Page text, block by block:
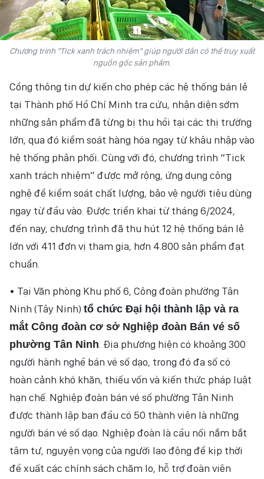
Chương trình "Tick xanh trách nhiệm" giúp người dân có thể truy xuất
nguồn gốc sản phẩm.
Cổng thông tin dự kiến cho phép các hệ thống bán lẻ
tại Thành phố Hồ Chí Minh tra cứu, nhận diện sớm
những sản phẩm đã từng bị thu hồi tại các thị trường
lớn, qua đó kiểm soát hàng hóa ngay từ khâu nhập vào
hệ thống phân phối. Cùng với đó, chương trình “Tick
xanh trách nhiệm” được mở rộng, ứng dụng công
nghệ để kiểm soát chất lượng, bảo vệ người tiêu dùng
ngay từ đầu vào. Được triển khai từ tháng 6/2024,
đến nay, chương trình đã thu hút 12 hệ thống bán lẻ
lớn với 411 đơn vị tham gia, hơn 4.800 sản phẩm đạt
chuẩn.
• Tại Văn phòng Khu phố 6, Công đoàn phường Tân
Ninh (Tây Ninh) tổ chức Đại hội thành lập và ra
mắt Công đoàn cơ sở Nghiệp đoàn Bán vé số
phường Tân Ninh. Địa phương hiện có khoảng 300
người hành nghề bán vé số dạo, trong đó đa số có
hoàn cảnh khó khăn, thiếu vốn và kiến thức pháp luật
hạn chế. Nghiệp đoàn bán vé số phường Tân Ninh
được thành lập ban đầu có 50 thành viên là những
người bán vé số dạo. Nghiệp đoàn là cầu nối nắm bắt
tâm tư, nguyện vọng của người lao động để kịp thời
đề xuất các chính sách chăm lo, hỗ trợ đoàn viên